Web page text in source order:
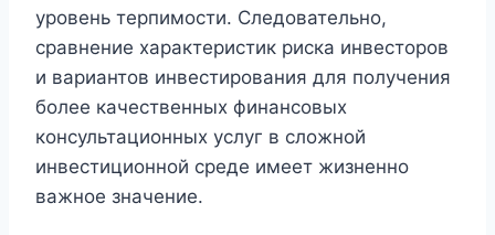
уровень терпимости. Следовательно,
сравнение характеристик риска инвесторов
и вариантов инвестирования для получения
более качественных финансовых
консультационных услуг в сложной
инвестиционной среде имеет жизненно
важное значение.